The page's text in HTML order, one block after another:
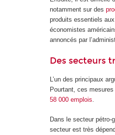
notamment sur des
produits essentiels
économistes
annoncés par
Des secteurs
L’un des principaux
Pourtant, ces
58 000 emplois.
Dans le secteur pétro-
secteur est très